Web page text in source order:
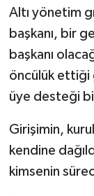
Altı yönetim
başkanı, bir
başkanı
öncülük ettiği
üye desteği
Girişimin,
kendine
kimsenin